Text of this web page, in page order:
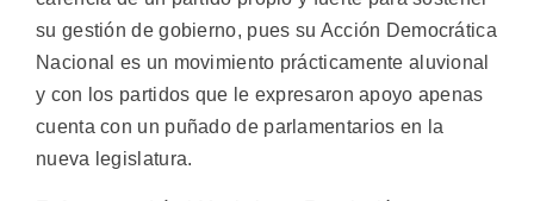
su gestión de gobierno, pues su Acción Democrática
Nacional es un movimiento prácticamente aluvional
y con los partidos que le expresaron apoyo apenas
cuenta con un puñado de parlamentarios en la
nueva legislatura.